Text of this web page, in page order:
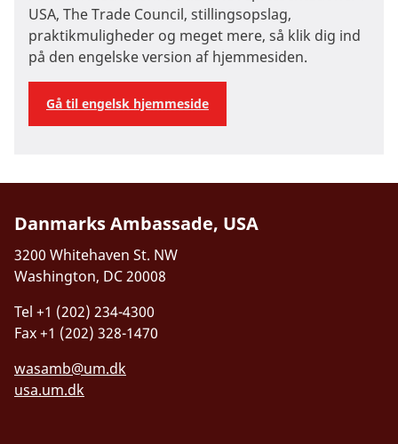
USA, The Trade Council, stillingsopslag,
praktikmuligheder og meget mere, så klik dig ind
på den engelske version af hjemmesiden.
Gå til engelsk hjemmeside
Danmarks Ambassade, USA
3200 Whitehaven St. NW
Washington, DC 20008
Tel +1 (202) 234-4300
Fax +1 (202) 328-1470
wasamb@um.dk
usa.um.dk